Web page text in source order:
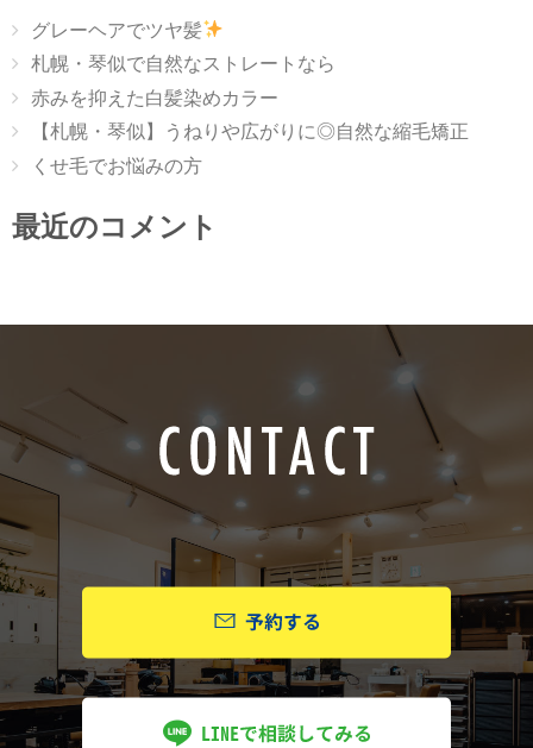
グレーヘアでツヤ髪
札幌・琴似で自然なストレートなら
赤みを抑えた白髪染めカラー
【札幌・琴似】うねりや広がりに◎自然な縮毛矯正
くせ毛でお悩みの方
最近のコメント